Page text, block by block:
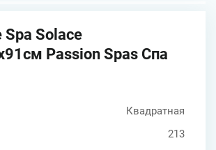
Solace
Passion Spas Спа
Квадратная
213